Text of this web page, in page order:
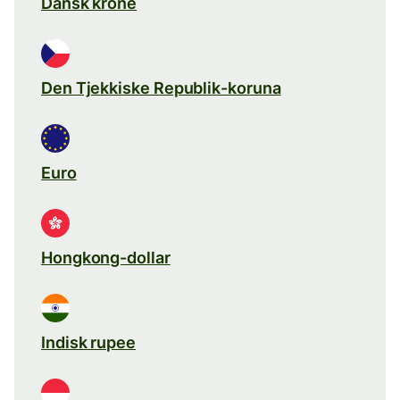
Den Tjekkiske Republik-koruna
Euro
Hongkong-dollar
Indisk rupee